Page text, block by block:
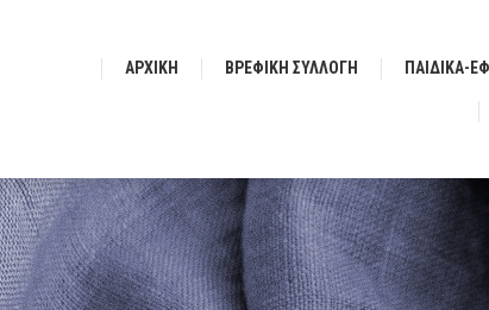
ΑΡΧΙΚΉ ΒΡΕΦΙΚΗ ΣΥΛΛΟΓΗ ΠΑΙΔΙΚΑ-